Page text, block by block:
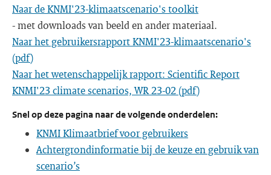
Naar de KNMI'23-klimaatscenario's toolkit
- met downloads van beeld en ander materiaal.
Naar het gebruikersrapport KNMI'23-klimaatscenario's
(pdf)
Naar het wetenschappelijk rapport: Scientific Report
KNMI'23 climate scenarios, WR 23-02 (pdf)
Snel op deze pagina naar de volgende onderdelen:
KNMI Klimaatbrief voor gebruikers
Achtergrondinformatie bij de keuze en gebruik van
scenario’s